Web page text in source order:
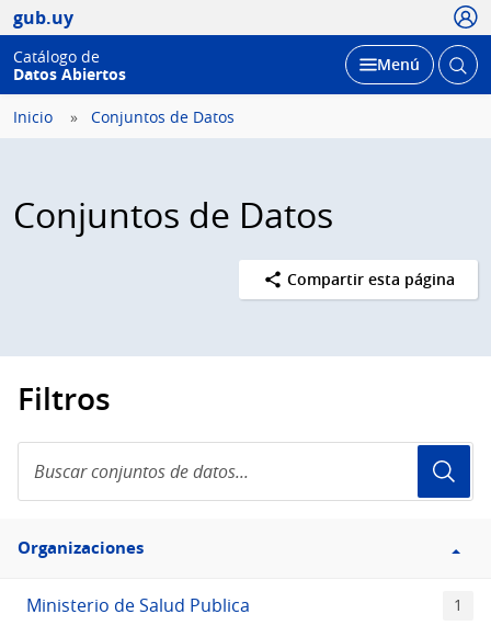
gub.uy
Catálogo de
Datos Abiertos
Desplegar
Menú Abrir
Inicio Conjuntos de Datos
Conjuntos de Datos
Compartir esta página
Filtros
conjuntos
de
Filtro
Organizaciones
Organizaciones
Ministerio de Salud Publica 1